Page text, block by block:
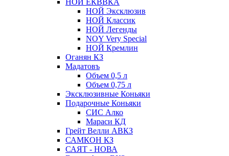
НОЙ ЕКВВКА
НОЙ Эксклюзив
НОЙ Классик
НОЙ Легенды
NOY Very Speсial
НОЙ Кремлин
Оганян КЗ
Мадатовъ
Объем 0,5 л
Объем 0,75 л
Эксклюзивные Коньяки
Подарочные Коньяки
СИС Алко
Мараси КД
Грейт Велли АВКЗ
САМКОН КЗ
САЯТ - НОВА